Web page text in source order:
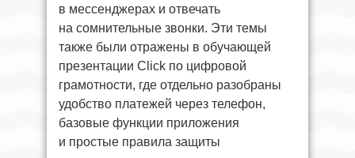
в мессенджерах и отвечать
на сомнительные звонки. Эти темы
также были отражены в обучающей
презентации Click по цифровой
грамотности, где отдельно разобраны
удобство платежей через телефон,
базовые функции приложения
и простые правила защиты